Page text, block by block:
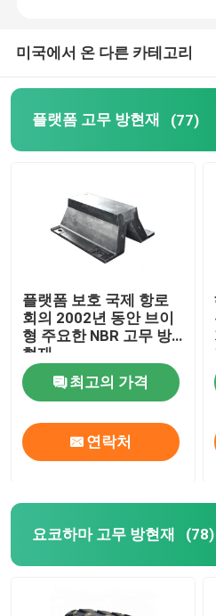
부유 발포체 펜더
계류용 볼라드
미국에서 온 다른 카테고리
플랫폼 고무 방현재 (77)
플랫폼 보호 국제 항로
회의 2002년 동안 브이
형 주요한 NBR 고무 방
현재
최고의 가격
연락처
요코하마 고무 방현재 (78)